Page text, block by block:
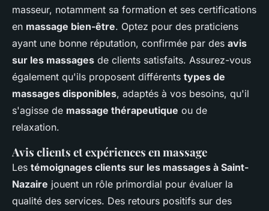
masseur, notamment sa formation et ses certifications
en massage bien-être. Optez pour des praticiens
ayant une bonne réputation, confirmée par des avis
sur les massages de clients satisfaits. Assurez-vous
également qu'ils proposent différents types de
massages disponibles, adaptés à vos besoins, qu'il
s'agisse de massage thérapeutique ou de
relaxation.
Avis clients et expériences en massage
Les témoignages clients sur les massages à Saint-
Nazaire jouent un rôle primordial pour évaluer la
qualité des services. Des retours positifs sur des